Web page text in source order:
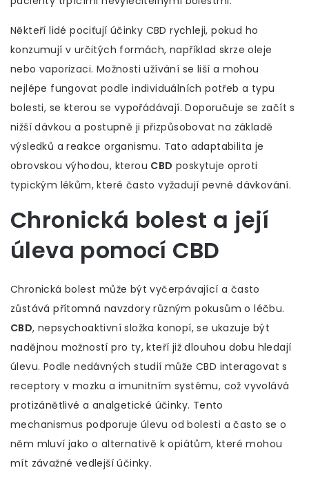
Někteří lidé pociťují účinky CBD rychleji, pokud ho
konzumují v určitých formách, například skrze oleje
nebo vaporizaci. Možnosti užívání se liší a mohou
nejlépe fungovat podle individuálních potřeb a typu
bolesti, se kterou se vypořádávají. Doporučuje se začít s
nižší dávkou a postupně ji přizpůsobovat na základě
výsledků a reakce organismu. Tato adaptabilita je
obrovskou výhodou, kterou CBD poskytuje oproti
typickým lékům, které často vyžadují pevné dávkování.
Chronická bolest a její
úleva pomocí CBD
Chronická bolest může být vyčerpávající a často
zůstává přítomná navzdory různým pokusům o léčbu.
CBD, nepsychoaktivní složka konopí, se ukazuje být
nadějnou možností pro ty, kteří již dlouhou dobu hledají
úlevu. Podle nedávných studií může CBD interagovat s
receptory v mozku a imunitním systému, což vyvolává
protizánětlivé a analgetické účinky. Tento
mechanismus podporuje úlevu od bolesti a často se o
něm mluví jako o alternativě k opiátům, které mohou
mít závažné vedlejší účinky.